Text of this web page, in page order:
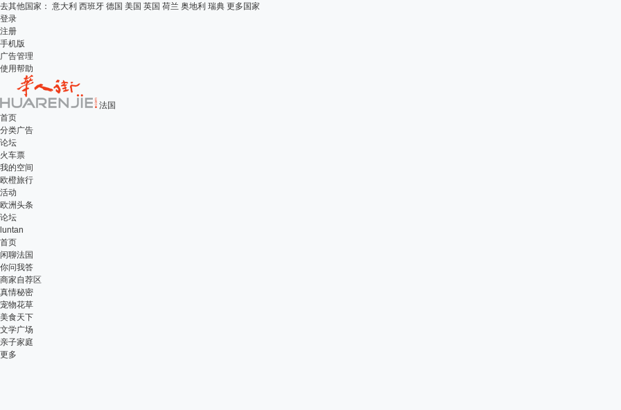
去其他国家： 意大利 西班牙 德国 美国 英国 荷兰 奥地利 瑞典 更多国家
登录
注册
手机版
广告管理
使用帮助
法国
首页
分类广告
论坛
火车票
我的空间
欧橙旅行
活动
欧洲头条
论坛
luntan
首页
闲聊法国
你问我答
商家自荐区
真情秘密
宠物花草
美食天下
文学广场
亲子家庭
更多